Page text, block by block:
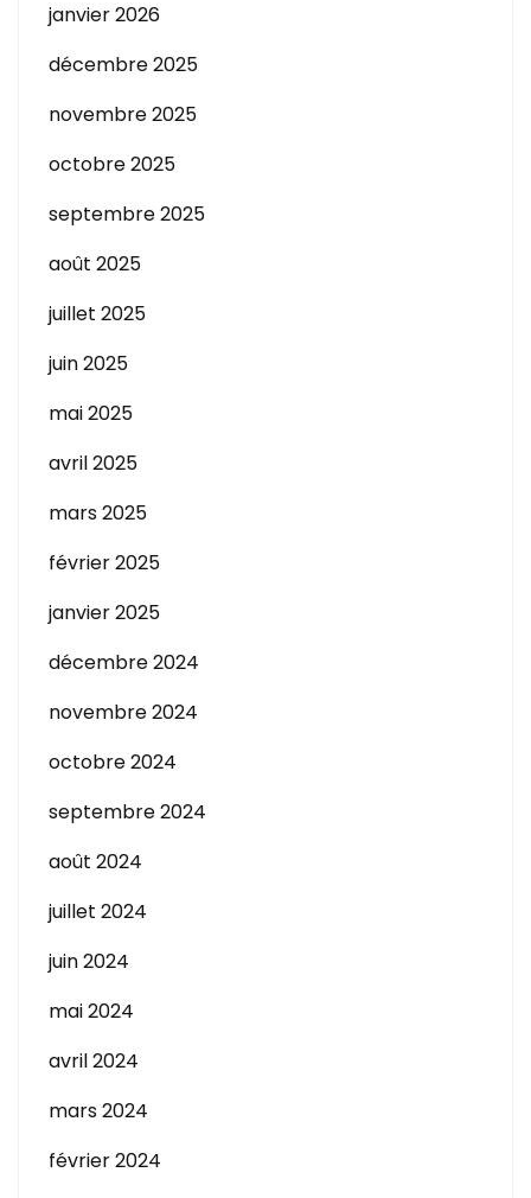
janvier 2026
décembre 2025
novembre 2025
octobre 2025
septembre 2025
août 2025
juillet 2025
juin 2025
mai 2025
avril 2025
mars 2025
février 2025
janvier 2025
décembre 2024
novembre 2024
octobre 2024
septembre 2024
août 2024
juillet 2024
juin 2024
mai 2024
avril 2024
mars 2024
février 2024